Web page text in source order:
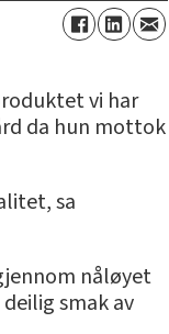
vi har
da hun mottok
sa
nåløyet
smak av